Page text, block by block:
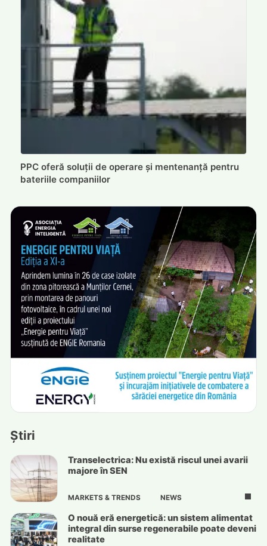
PPC oferă soluții de operare și mentenanță pentru
bateriile companiilor
Știri
Transelectrica: Nu există riscul unei avarii
majore în SEN
MARKETS & TRENDS NEWS
O nouă eră energetică: un sistem alimentat
integral din surse regenerabile poate deveni
realitate